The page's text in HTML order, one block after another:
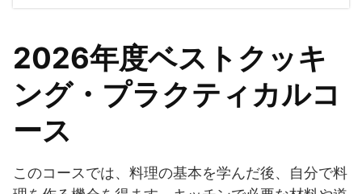
2026年度ベストクッキ
ング・プラクティカルコ
ース
このコースでは、料理の基本を学んだ後、自分で料